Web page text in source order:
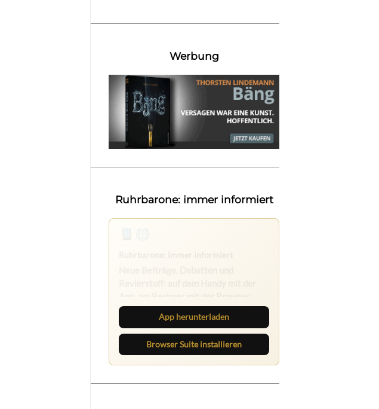
Werbung
Ruhrbarone: immer informiert
direkt im Browser im Blick.
App herunterladen
Browser Suite installieren